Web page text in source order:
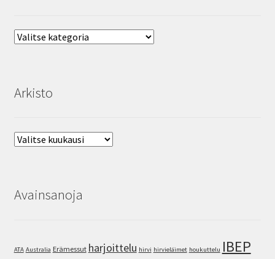
Aihealueet
Arkisto
Arkisto
Avainsanoja
ATA Australia Erämessut harjoittelu hirvi hirvieläimet houkuttelu IBEP